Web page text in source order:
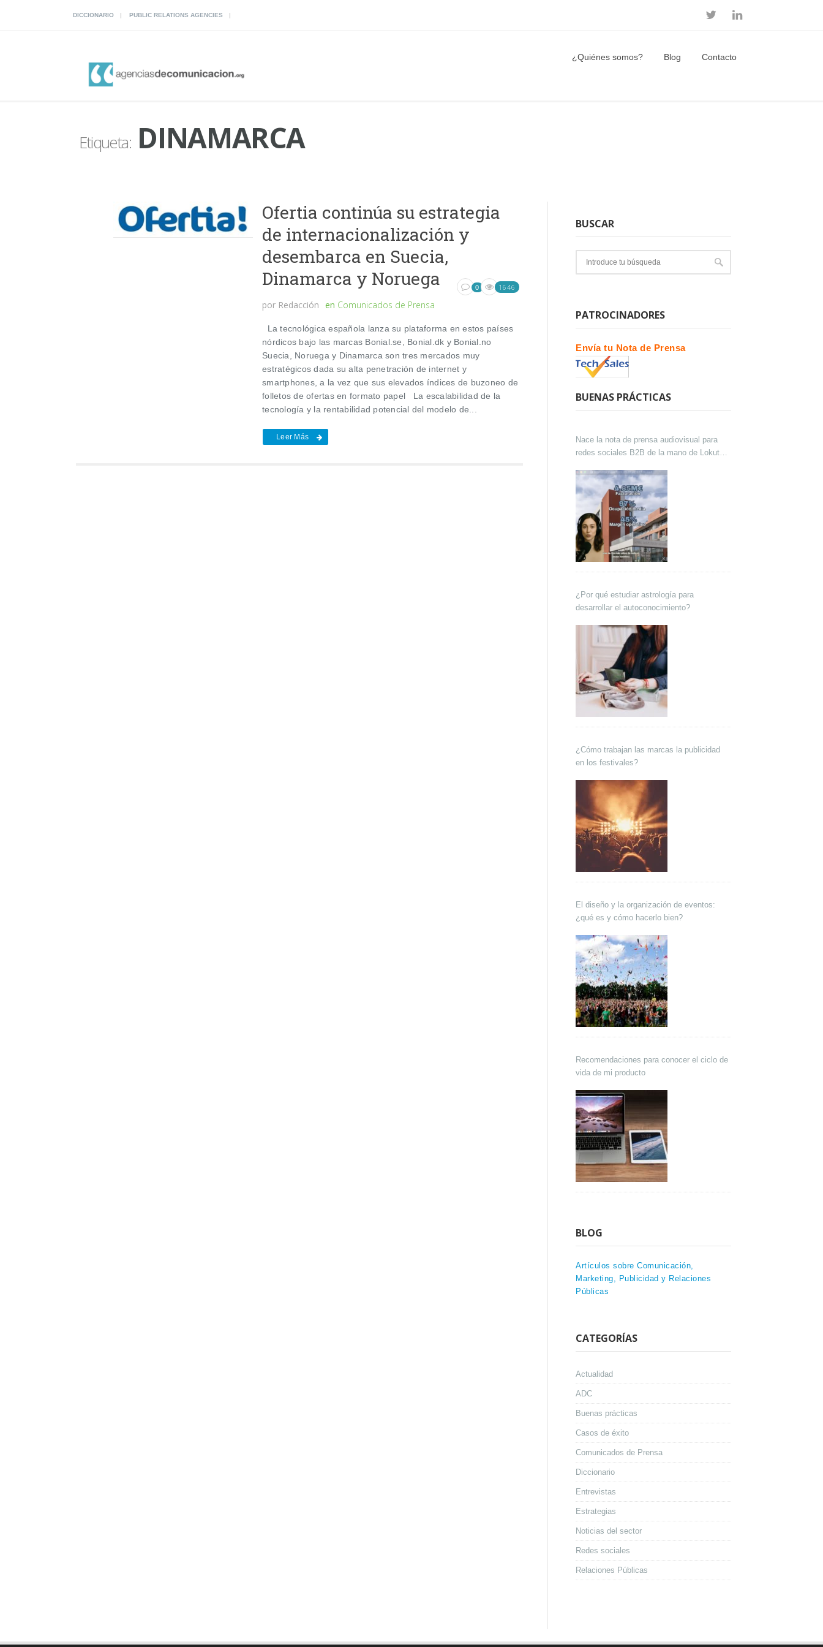
DICCIONARIO PUBLIC RELATIONS AGENCIES
¿Quiénes somos? Blog Contacto
Etiqueta:DINAMARCA
Ofertia continúa su estrategia
de internacionalización y
desembarca en Suecia,
Dinamarca y Noruega
por Redacción en Comunicados de Prensa
0 1646
La tecnológica española lanza su plataforma en estos países
nórdicos bajo las marcas Bonial.se, Bonial.dk y Bonial.no
Suecia, Noruega y Dinamarca son tres mercados muy
estratégicos dada su alta penetración de internet y
smartphones, a la vez que sus elevados índices de buzoneo de
folletos de ofertas en formato papel La escalabilidad de la
tecnología y la rentabilidad potencial del modelo de...
Leer Más
BUSCAR
PATROCINADORES
Envía tu Nota de Prensa
BUENAS PRÁCTICAS
Nace la nota de prensa audiovisual para
redes sociales B2B de la mano de Lokutor
¿Por qué estudiar astrología para
desarrollar el autoconocimiento?
¿Cómo trabajan las marcas la publicidad
en los festivales?
El diseño y la organización de eventos:
¿qué es y cómo hacerlo bien?
Recomendaciones para conocer el ciclo de
vida de mi producto
BLOG
Artículos sobre Comunicación,
Marketing, Publicidad y Relaciones
Públicas
CATEGORÍAS
Actualidad
ADC
Buenas prácticas
Casos de éxito
Comunicados de Prensa
Diccionario
Entrevistas
Estrategias
Noticias del sector
Redes sociales
Relaciones Públicas